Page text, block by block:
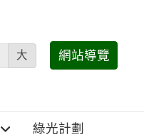
大 網站導覽
綠光計劃